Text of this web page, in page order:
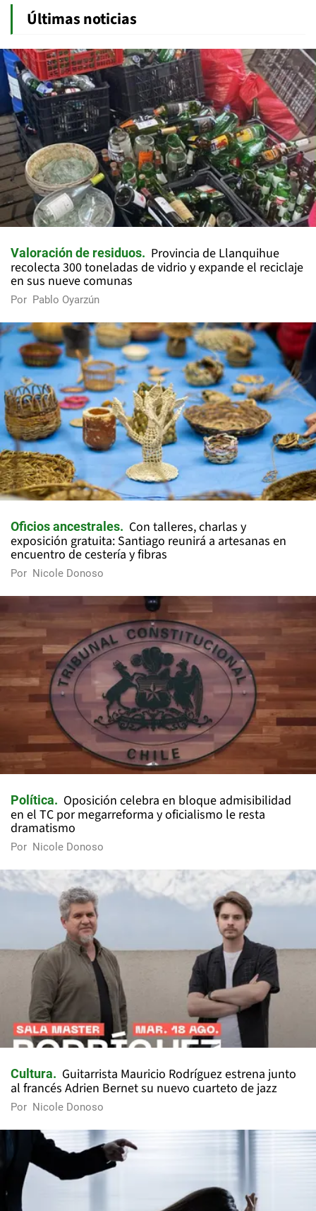
Últimas noticias
Valoración de residuos
Provincia de Llanquihue
recolecta 300 toneladas de vidrio y expande el reciclaje
en sus nueve comunas
Por Pablo Oyarzún
Oficios ancestrales
Con talleres, charlas y
exposición gratuita: Santiago reunirá a artesanas en
encuentro de cestería y fibras
Por Nicole Donoso
Política
Oposición celebra en bloque admisibilidad
en el TC por megarreforma y oficialismo le resta
dramatismo
Por Nicole Donoso
Cultura
Guitarrista Mauricio Rodríguez estrena junto
al francés Adrien Bernet su nuevo cuarteto de jazz
Por Nicole Donoso